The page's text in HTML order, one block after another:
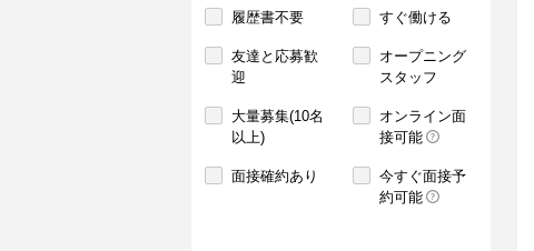
履歴書不要 すぐ働ける
友達と応募歓
迎
オープニング
スタッフ
大量募集(10名
以上)
オンライン面
接可能
面接確約あり
今すぐ面接予
約可能